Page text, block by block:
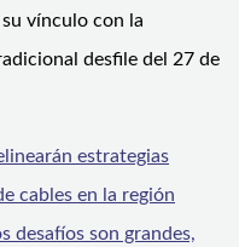
vínculo con la
desfile del 27 de
estrategias
cables en la región
desafíos son grandes,